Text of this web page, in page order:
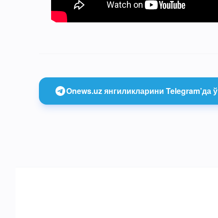
Onews.uz янгиликларини Telegram’да